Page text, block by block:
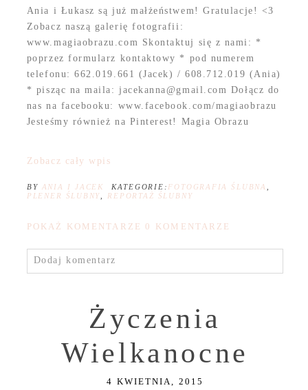
Ania i Łukasz są już małżeństwem! Gratulacje! <3
Zobacz naszą galerię fotografii:
www.magiaobrazu.com Skontaktuj się z nami: *
poprzez formularz kontaktowy * pod numerem
telefonu: 662.019.661 (Jacek) / 608.712.019 (Ania)
* pisząc na maila: jacekanna@gmail.com Dołącz do
nas na facebooku: www.facebook.com/magiaobrazu
Jesteśmy również na Pinterest! Magia Obrazu
Zobacz cały wpis
BY ANIA I JACEK KATEGORIE: FOTOGRAFIA ŚLUBNA
PLENER ŚLUBNY
REPORTAŻ ŚLUBNY
POKAŻ KOMENTARZE 0 KOMENTARZE
Dodaj komentarz
Życzenia
Wielkanocne
4 KWIETNIA, 2015